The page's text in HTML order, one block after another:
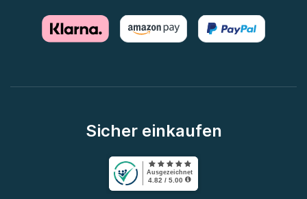
Sicher einkaufen